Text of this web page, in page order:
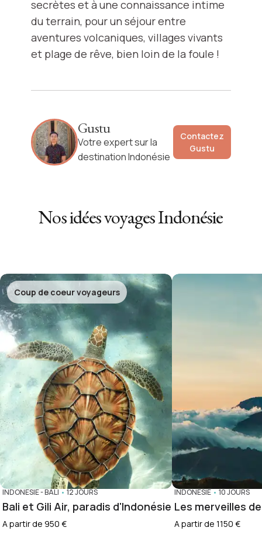
secrètes et à une connaissance intime
du terrain, pour un séjour entre
aventures volcaniques, villages vivants
et plage de rêve, bien loin de la foule !
Gustu
Votre expert sur la
destination Indonésie
Contactez
Gustu
Nos idées voyagesIndonésie
Coup de coeur voyageurs
INDONÉSIE-BALI•12 JOURS
Bali et Gili Air, paradis d'Indonésie
A partir de 950 €
INDONÉSIE•10 JOURS
Les merveilles
A partir de 1150 €